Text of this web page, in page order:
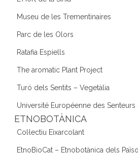
Museu de les Trementinaires
Parc de les Olors
Ratafia Espiells
The aromatic Plant Project
Turó dels Sentits – Vegetàlia
Université Européenne des Senteurs
ETNOBOTÀNICA
Col·lectiu Eixarcolant
EtnoBioCat – Etnobotànica dels